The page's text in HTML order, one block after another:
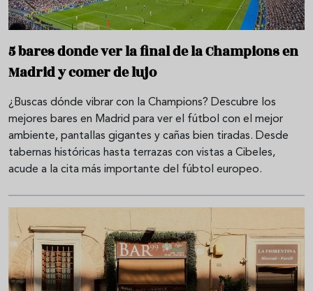
5 bares donde ver la final de la Champions en
Madrid y comer de lujo
¿Buscas dónde vibrar con la Champions? Descubre los
mejores bares en Madrid para ver el fútbol con el mejor
ambiente, pantallas gigantes y cañas bien tiradas. Desde
tabernas históricas hasta terrazas con vistas a Cibeles,
acude a la cita más importante del fúbtol europeo.